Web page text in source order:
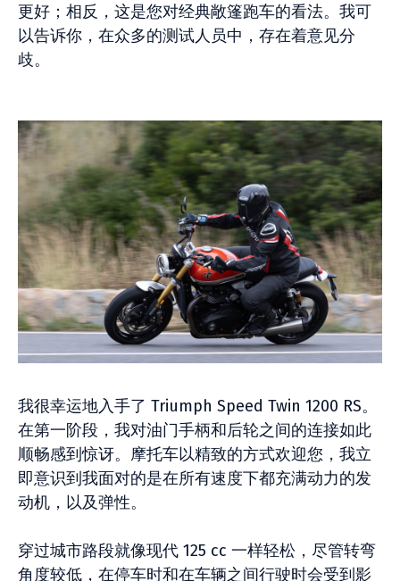
更好；相反，这是您对经典敞篷跑车的看法。我可
以告诉你，在众多的测试人员中，存在着意见分
歧。
我很幸运地入手了 Triumph Speed Twin 1200 RS。
在第一阶段，我对油门手柄和后轮之间的连接如此
顺畅感到惊讶。摩托车以精致的方式欢迎您，我立
即意识到我面对的是在所有速度下都充满动力的发
动机，以及弹性。
穿过城市路段就像现代 125 cc 一样轻松，尽管转弯
角度较低，在停车时和在车辆之间行驶时会受到影